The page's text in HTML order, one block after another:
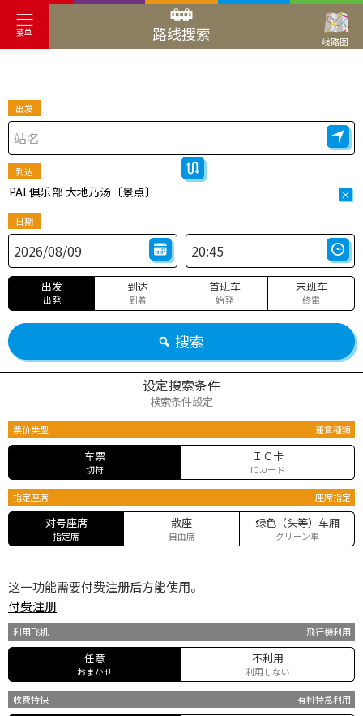
菜单 路线搜索 线路图
出发
到达
PAL俱乐部 大地乃汤〔景点〕 ×
日期
出发
出発
到达
到着
首班车
始発
末班车
終電
搜索
设定搜索条件
検索条件設定
票价类型 運賃種類
车票
切符
ＩＣ卡
ICカード
指定座席 座席指定
对号座席
指定席
散座
自由席
绿色（头等）车厢
グリーン車
这一功能需要付费注册后方能使用。
付费注册
利用飞机 飛行機利用
任意
おまかせ
不利用
利用しない
收费特快 有料特急利用